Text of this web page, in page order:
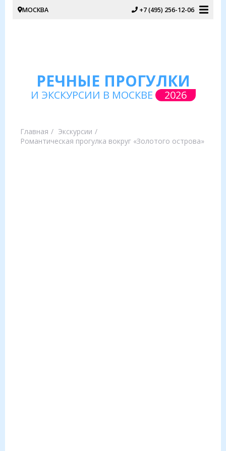
МОСКВА +7 (495) 256-12-06
РЕЧНЫЕ ПРОГУЛКИ
И ЭКСКУРСИИ В МОСКВЕ 2026
Главная
Экскурсии
Романтическая прогулка вокруг «Золотого острова»